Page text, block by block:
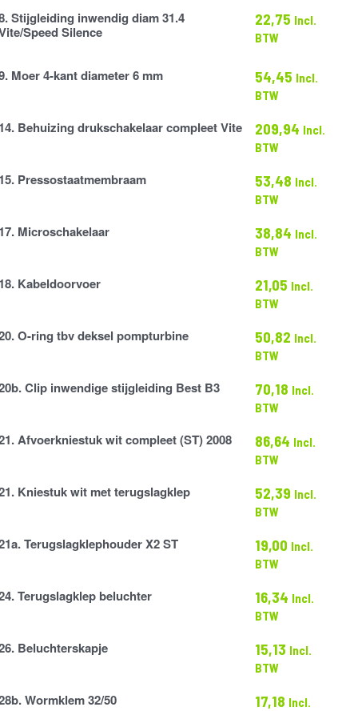
Stijgleiding inwendig diam 31.4
Speed Silence
22,75 Incl.
BTW
Moer 4-kant diameter 6 mm 54,45 Incl.
BTW
14. Behuizing drukschakelaar compleet Vite 209,94 Incl.
BTW
15. Pressostaatmembraam 53,48 Incl.
BTW
17. Microschakelaar 38,84 Incl.
BTW
18. Kabeldoorvoer 21,05 Incl.
BTW
O-ring tbv deksel pompturbine 50,82 Incl.
BTW
Clip inwendige stijgleiding Best B3 70,18 Incl.
BTW
Afvoerkniestuk wit compleet (ST) 2008 86,64 Incl.
BTW
Kniestuk wit met terugslagklep 52,39 Incl.
BTW
Terugslagklephouder X2 ST 19,00 Incl.
BTW
Terugslagklep beluchter 16,34 Incl.
BTW
Beluchterskapje 15,13 Incl.
BTW
Wormklem 32/50 17,18 Incl.